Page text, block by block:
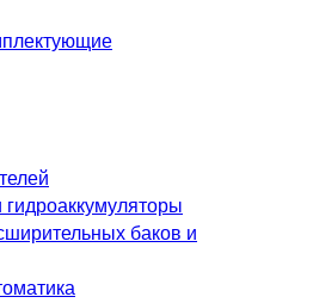
баков и